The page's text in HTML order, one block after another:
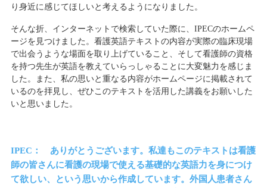
り身近に感じてほしいと考えるようになりました。
そんな折、インターネットで検索していた際に、IPECのホームペ
ージを見つけました。看護英語テキストの内容が実際の臨床現場
で出会うような場面を取り上げていること、そして看護師の資格
を持つ先生が英語を教えていらっしゃることに大変魅力を感じま
した。また、私の思いと重なる内容がホームページに掲載されて
いるのを拝見し、ぜひこのテキストを活用した講義をお願いした
いと思いました。
IPEC： ありがとうございます。私達もこのテキストは看護
師の皆さんに看護の現場で使える基礎的な英語力を身につけ
て欲しい、という思いから作成しています。外国人患者さん